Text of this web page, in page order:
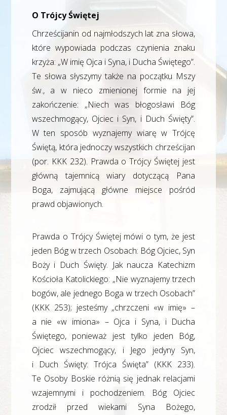
O Trójcy Świętej
Chrześcijanin od najmłodszych lat zna słowa,
które wypowiada podczas czynienia znaku
krzyża: „W imię Ojca i Syna, i Ducha Świętego”.
Te słowa słyszymy także na początku Mszy
św., a w nieco zmienionej formie na jej
zakończenie: „Niech was błogosławi Bóg
wszechmogący, Ojciec i Syn, i Duch Święty”.
W ten sposób wyznajemy wiarę w Trójcę
Świętą, która jednoczy wszystkich chrześcijan
(por. KKK 232). Prawda o Trójcy Świętej jest
główną tajemnicą wiary dotyczącą Pana
Boga, zajmującą główne miejsce pośród
prawd objawionych.
Prawda o Trójcy Świętej mówi o tym, że jest
jeden Bóg w trzech Osobach: Bóg Ojciec, Syn
Boży i Duch Święty. Jak naucza Katechizm
Kościoła Katolickiego: „Nie wyznajemy trzech
bogów, ale jednego Boga w trzech Osobach”
(KKK 253); jesteśmy „chrzczeni «w imię» –
a nie «w imiona» – Ojca i Syna, i Ducha
Świętego, ponieważ jest tylko jeden Bóg,
Ojciec wszechmogący, i Jego jedyny Syn,
i Duch Święty: Trójca Święta” (KKK 233).
Te Osoby Boskie różnią się jednak relacjami
wzajemnymi i pochodzeniem. Bóg Ojciec
zrodził przed wiekami Syna Bożego,